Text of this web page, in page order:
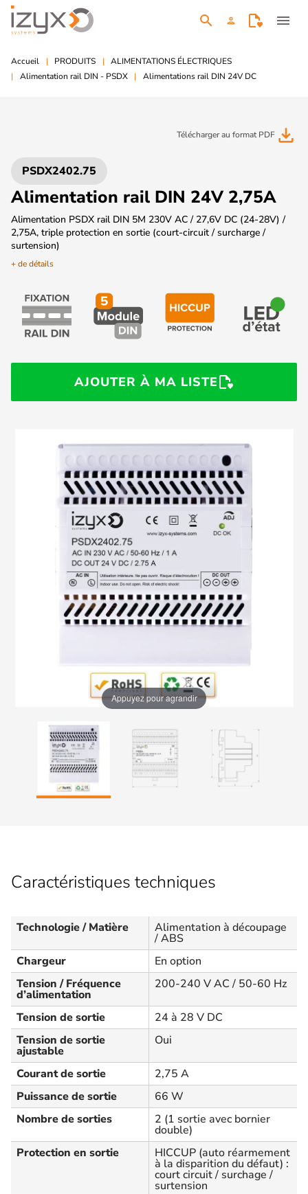
search person menu
Accueil PRODUITS
ALIMENTATIONS ÉLECTRIQUES
Alimentation rail DIN - PSDX
Alimentations rail DIN 24V DC
Télécharger au format PDF file_download
PSDX2402.75
Alimentation rail DIN 24V 2,75A
Alimentation PSDX rail DIN 5M 230V AC / 27,6V DC (24-28V) /
2,75A, triple protection en sortie (court-circuit / surcharge /
surtension)
+ de détails
AJOUTER À MA LISTE
Appuyez pour agrandir
Caractéristiques techniques
Technologie / Matière Alimentation à découpage
/ ABS
Chargeur
En option
Tension / Fréquence
d’alimentation
200-240 V AC / 50-60 Hz
Tension de sortie
24 à 28 V DC
Tension de sortie
ajustable
Oui
Courant de sortie
2,75 A
Puissance de sortie
66 W
Nombre de sorties
2 (1 sortie avec bornier
double)
Protection en sortie
HICCUP (auto réarmement
à la disparition du défaut) :
court circuit / surchage /
surtension